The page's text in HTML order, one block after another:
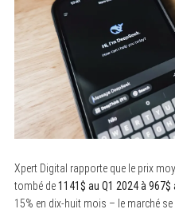
Xpert Digital rapporte que le prix
tombé de1141$ au Q1 2024 à 967$
15% en dix-huit mois – le marché